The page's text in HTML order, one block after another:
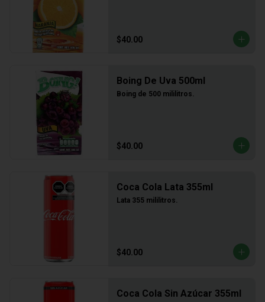
$40.00
Boing De Uva 500ml
Boing de 500 mililitros.
$40.00
Coca Cola Lata 355ml
Lata 355 mililitros.
$40.00
Coca Cola Sin Azúcar 355ml